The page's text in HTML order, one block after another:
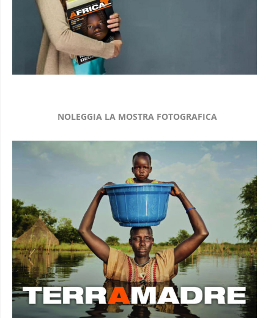
NOLEGGIA LA MOSTRA FOTOGRAFICA